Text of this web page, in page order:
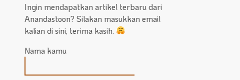
Ingin mendapatkan artikel terbaru dari
Anandastoon? Silakan masukkan email
kalian di sini, terima kasih.
Nama kamu